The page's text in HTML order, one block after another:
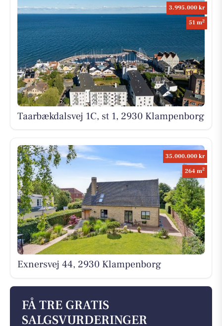
3.995.000 kr
51 m2
Taarbækdalsvej 1C, st 1, 2930 Klampenborg
35.000.000 kr
264 m2
Exnersvej 44, 2930 Klampenborg
FÅ TRE GRATIS
SALGSVURDERINGER